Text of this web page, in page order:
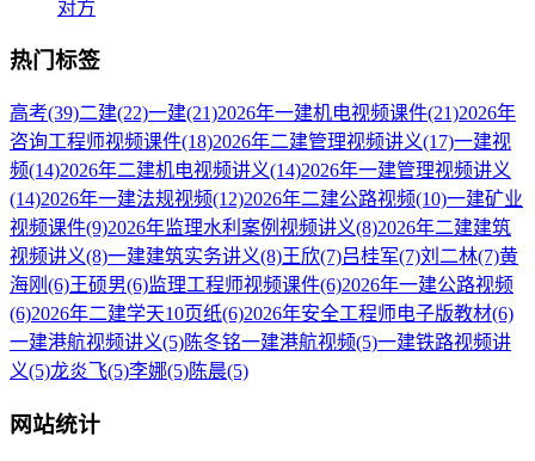
对方
热门标签
高考(39)二建(22)一建(21)2026年一建机电视频课件(21)2026年
咨询工程师视频课件(18)2026年二建管理视频讲义(17)一建视
频(14)2026年二建机电视频讲义(14)2026年一建管理视频讲义
(14)2026年一建法规视频(12)2026年二建公路视频(10)一建矿业
视频课件(9)2026年监理水利案例视频讲义(8)2026年二建建筑
视频讲义(8)一建建筑实务讲义(8)王欣(7)吕桂军(7)刘二林(7)黄
海刚 (6)王硕男(6)监理工程师视频课件(6)2026年一建公路视频
(6)2026年二建学天10页纸(6)2026年安全工程师电子版教材(6)
一建港航视频讲义(5)陈冬铭一建港航视频(5)一建铁路视频讲
义(5)龙炎飞(5)李娜(5)陈晨(5)
网站统计